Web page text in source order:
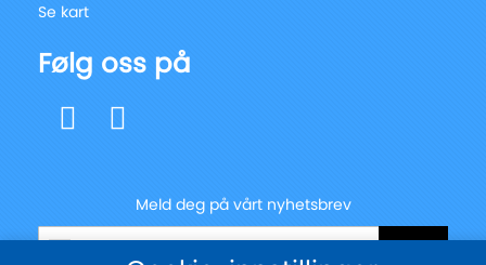
Se kart
Følg oss på
Meld deg på vårt nyhetsbrev
Registrer
Send